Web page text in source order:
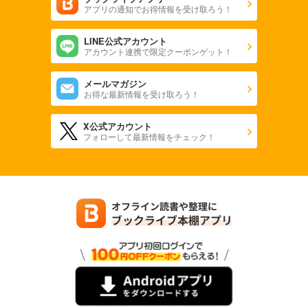
アプリの通知でお得情報を受け取ろう！
LINE公式アカウント
アカウント連携で限定クーポンゲット！
メールマガジン
お得な最新情報を受け取ろう！
X公式アカウント
フォローして最新情報をチェック！